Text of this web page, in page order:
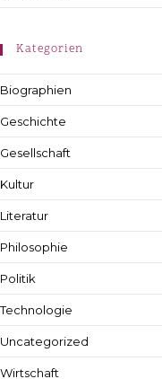
Kategorien
Biographien
Geschichte
Gesellschaft
Kultur
Literatur
Philosophie
Politik
Technologie
Uncategorized
Wirtschaft